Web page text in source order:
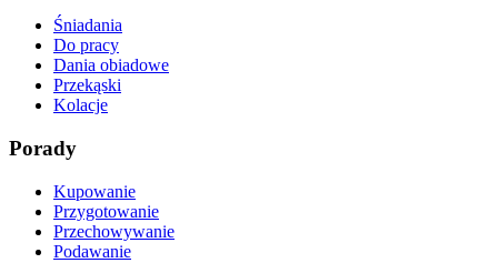
Śniadania
Do pracy
Dania obiadowe
Przekąski
Kolacje
Porady
Kupowanie
Przygotowanie
Przechowywanie
Podawanie